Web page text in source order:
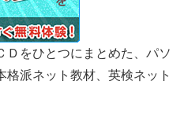
Ｄをひとつにまとめた、パソ
格派ネット教材、英検ネット